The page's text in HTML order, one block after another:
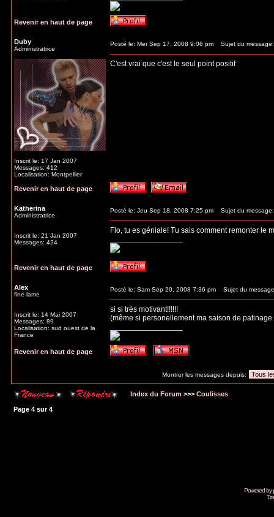
Revenir en haut de page
Duby
Administratrice
Inscrit le: 17 Jan 2007
Messages: 412
Localisation: Montpellier
Posté le: Mer Sep 17, 2008 9:06 pm Sujet du message:
C'est vrai que c'est le seul point positif
Revenir en haut de page
Katherina
Administratrice
Inscrit le: 21 Jan 2007
Messages: 424
Posté le: Jeu Sep 18, 2008 7:25 pm Sujet du message:
Flo, tu es géniale! Tu sais comment remonter le
Revenir en haut de page
Alex
fine lame
Inscrit le: 14 Mai 2007
Messages: 89
Localisation: sud ouest de la
France
Posté le: Sam Sep 20, 2008 7:36 pm Sujet du
si si très motivant!!!!!!
(même si personellement ma saison de
Revenir en haut de page
Montrer les messages depuis:
Index du Forum >>> Coulisses
Page 4 sur4
Powered by